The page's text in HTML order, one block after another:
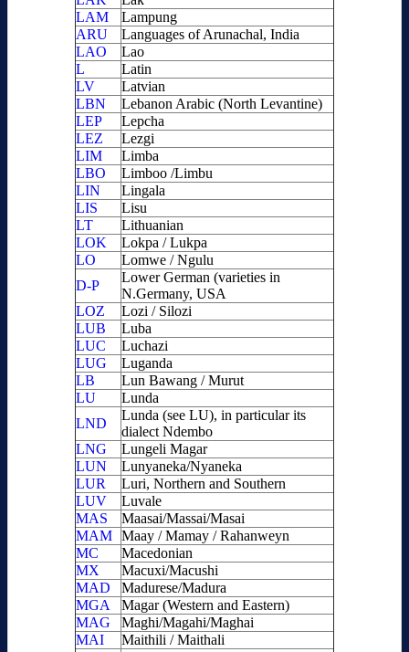
LAM
Lampung
ARU
Languages of Arunachal, India
LAO
Lao
L
Latin
LV
Latvian
LBN
Lebanon Arabic (North Levantine)
LEP
Lepcha
LEZ
Lezgi
LIM
Limba
LBO
Limboo /Limbu
LIN
Lingala
LIS
Lisu
LT
Lithuanian
LOK
Lokpa / Lukpa
LO
Lomwe / Ngulu
D-P
Lower German (varieties in
N.Germany, USA
LOZ
Lozi / Silozi
LUB
Luba
LUC
Luchazi
LUG
Luganda
LB
Lun Bawang / Murut
LU
Lunda
LND
Lunda (see LU), in particular its
dialect Ndembo
LNG
Lungeli Magar
LUN
Lunyaneka/Nyaneka
LUR
Luri, Northern and Southern
LUV
Luvale
MAS
Maasai/Massai/Masai
MAM Maay / Mamay / Rahanweyn
MC
Macedonian
MX
Macuxi/Macushi
MAD
Madurese/Madura
MGA
Magar (Western and Eastern)
MAG
Maghi/Magahi/Maghai
MAI
Maithili / Maithali